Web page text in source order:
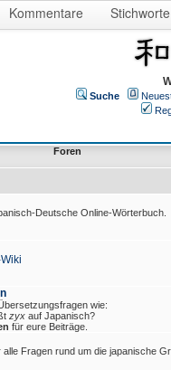
Kommentare Stichworte
Suche
Foren
Deutsche Online-Wörterbuch.
wie:
zyx auf Japanisch?
für eure Beiträge.
Fragen rund um die japanische